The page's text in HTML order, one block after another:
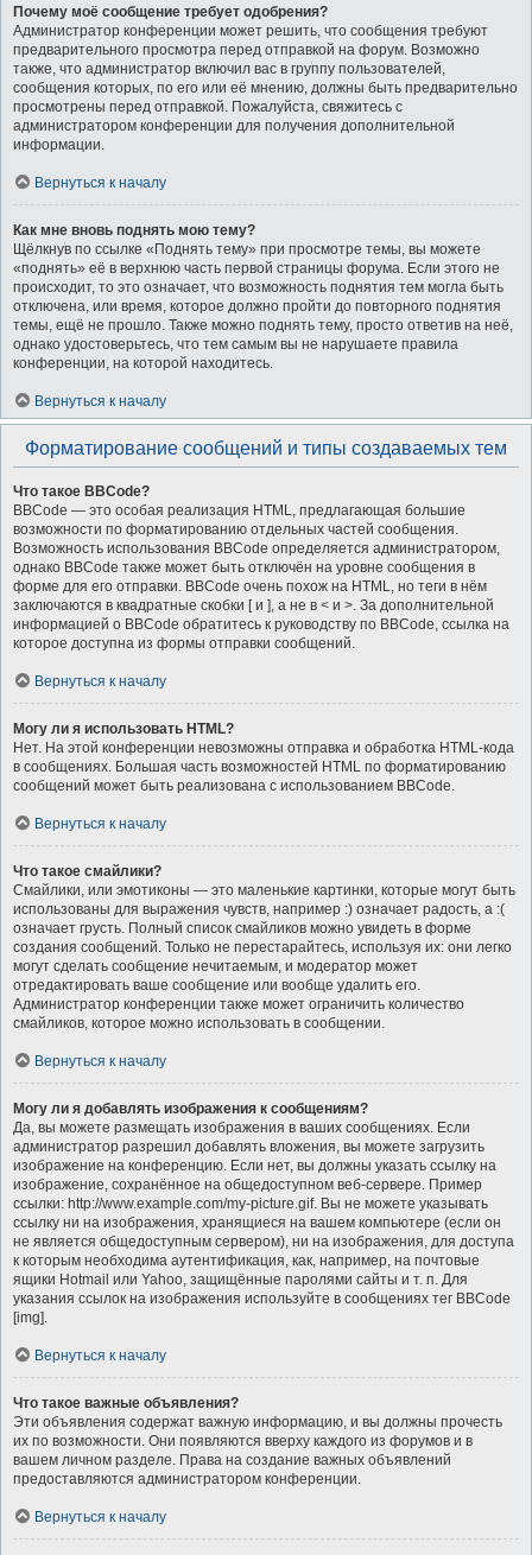
Почему моё сообщение требует одобрения?
Администратор конференции может решить, что сообщения требуют
предварительного просмотра перед отправкой на форум. Возможно
также, что администратор включил вас в группу пользователей,
сообщения которых, по его или её мнению, должны быть предварительно
просмотрены перед отправкой. Пожалуйста, свяжитесь с
администратором конференции для получения дополнительной
информации.
Вернуться к началу
Как мне вновь поднять мою тему?
Щёлкнув по ссылке «Поднять тему» при просмотре темы, вы можете
«поднять» её в верхнюю часть первой страницы форума. Если этого не
происходит, то это означает, что возможность поднятия тем могла быть
отключена, или время, которое должно пройти до повторного поднятия
темы, ещё не прошло. Также можно поднять тему, просто ответив на неё,
однако удостоверьтесь, что тем самым вы не нарушаете правила
конференции, на которой находитесь.
Вернуться к началу
Форматирование сообщений и типы создаваемых тем
Что такое BBCode?
BBCode — это особая реализация HTML, предлагающая большие
возможности по форматированию отдельных частей сообщения.
Возможность использования BBCode определяется администратором,
однако BBCode также может быть отключён на уровне сообщения в
форме для его отправки. BBCode очень похож на HTML, но теги в нём
заключаются в квадратные скобки [ и ], а не в < и >. За дополнительной
информацией о BBCode обратитесь к руководству по BBCode, ссылка на
которое доступна из формы отправки сообщений.
Вернуться к началу
Могу ли я использовать HTML?
Нет. На этой конференции невозможны отправка и обработка HTML-кода
в сообщениях. Большая часть возможностей HTML по форматированию
сообщений может быть реализована с использованием BBCode.
Вернуться к началу
Что такое смайлики?
Смайлики, или эмотиконы — это маленькие картинки, которые могут быть
использованы для выражения чувств, например :) означает радость, а :(
означает грусть. Полный список смайликов можно увидеть в форме
создания сообщений. Только не перестарайтесь, используя их: они легко
могут сделать сообщение нечитаемым, и модератор может
отредактировать ваше сообщение или вообще удалить его.
Администратор конференции также может ограничить количество
смайликов, которое можно использовать в сообщении.
Вернуться к началу
Могу ли я добавлять изображения к сообщениям?
Да, вы можете размещать изображения в ваших сообщениях. Если
администратор разрешил добавлять вложения, вы можете загрузить
изображение на конференцию. Если нет, вы должны указать ссылку на
изображение, сохранённое на общедоступном веб-сервере. Пример
ссылки: http://www.example.com/my-picture.gif. Вы не можете указывать
ссылку ни на изображения, хранящиеся на вашем компьютере (если он
не является общедоступным сервером), ни на изображения, для доступа
к которым необходима аутентификация, как, например, на почтовые
ящики Hotmail или Yahoo, защищённые паролями сайты и т. п. Для
указания ссылок на изображения используйте в сообщениях тег BBCode
[img].
Вернуться к началу
Что такое важные объявления?
Эти объявления содержат важную информацию, и вы должны прочесть
их по возможности. Они появляются вверху каждого из форумов и в
вашем личном разделе. Права на создание важных объявлений
предоставляются администратором конференции.
Вернуться к началу